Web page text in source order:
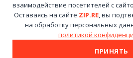
взаимодействие посетителей с
Оставаясь на сайте ZIP.RE, вы
на обработку персональных
политикой
ПРИНЯТЬ